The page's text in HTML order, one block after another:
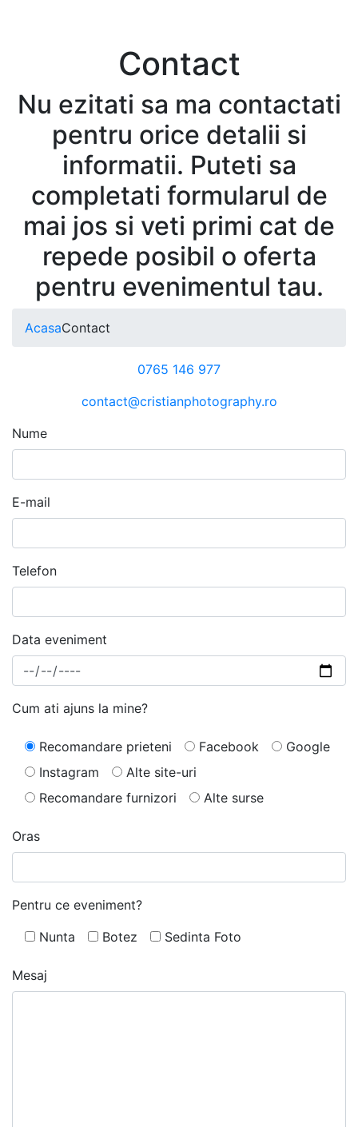
Contact
Nu ezitati sa ma contactati
pentru orice detalii si
informatii. Puteti sa
completati formularul de
mai jos si veti primi cat de
repede posibil o oferta
pentru evenimentul tau.
AcasaContact
0765 146 977
contact@cristianphotography.ro
Nume
E-mail
Telefon
Data eveniment
Cum ati ajuns la mine?
Recomandare prieteni Facebook
Google
Instagram
Alte site-uri
Recomandare furnizori
Alte surse
Oras
Pentru ce eveniment?
Nunta
Botez Sedinta Foto
Mesaj